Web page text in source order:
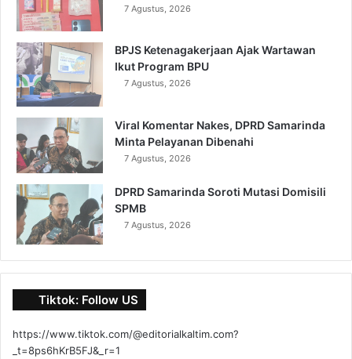
7 Agustus, 2026
BPJS Ketenagakerjaan Ajak Wartawan
Ikut Program BPU
7 Agustus, 2026
Viral Komentar Nakes, DPRD Samarinda
Minta Pelayanan Dibenahi
7 Agustus, 2026
DPRD Samarinda Soroti Mutasi Domisili
SPMB
7 Agustus, 2026
Tiktok: Follow US
https://www.tiktok.com/@editorialkaltim.com?
_t=8ps6hKrB5FJ&_r=1